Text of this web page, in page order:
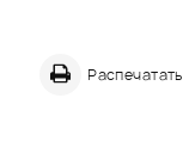
Распечатать